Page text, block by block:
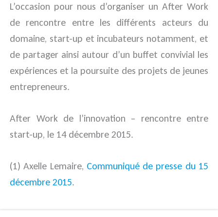
L’occasion pour nous d’organiser un After Work
de rencontre entre les différents acteurs du
domaine, start-up et incubateurs notamment, et
de partager ainsi autour d’un buffet convivial les
expériences et la poursuite des projets de jeunes
entrepreneurs.
After Work de l’innovation – rencontre entre
start-up, le 14 décembre 2015.
(1) Axelle Lemaire, Communiqué de presse du 15
décembre 2015.